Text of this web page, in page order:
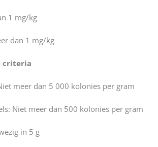
1 mg/kg
dan 1 mg/kg
criteria
meer dan 5 000 kolonies per gram
Niet meer dan 500 kolonies per gram
in 5 g